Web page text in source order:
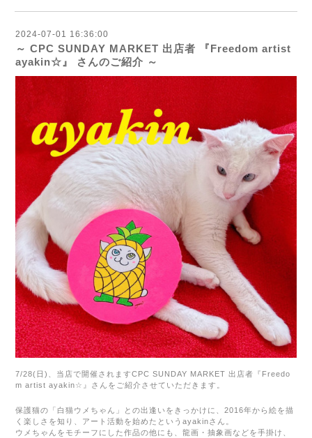
2024-07-01 16:36:00
～ CPC SUNDAY MARKET 出店者 『Freedom artist
ayakin☆』 さんのご紹介 ～
7/28(日)、当店で開催されますCPC SUNDAY MARKET 出店者『 Freedo
m artist ayakin☆ 』さんをご紹介させていただきます。
保護猫の「白猫ウメちゃん」との出逢いをきっかけに、 2016年から絵を描
く楽しさを知り、アート活動を始めたという ayakinさん。
ウメちゃんをモチーフにした作品の他にも、龍画・抽象画などを手掛け、